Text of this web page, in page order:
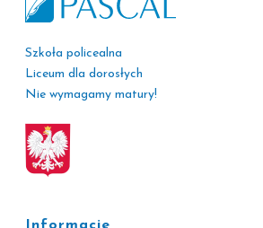
Szkoła policealna
Liceum dla dorosłych
Nie wymagamy matury!
Informacje